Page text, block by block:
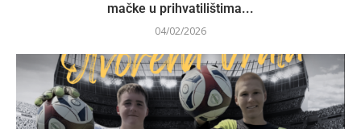
mačke u prihvatilištima...
04/02/2026